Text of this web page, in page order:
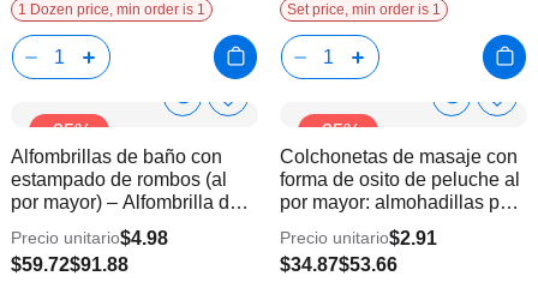
1 Dozen price, min order is 1 Set price, min order is 1
-35%
Show
Info
Añadir
de
deseos
Alfombrillas de baño con
estampado de rombos (al
por mayor) – Alfombrilla de
ducha antideslizante con
textura
$59.72$91.88
Precio unitario$4.98
-35%
Show
Info la
lista
de
Colchonetas de masaje con
forma de osito de peluche al
por mayor: almohadillas para
espalda y pies para tiendas
$34.87$53.66
Precio unitario$2.91